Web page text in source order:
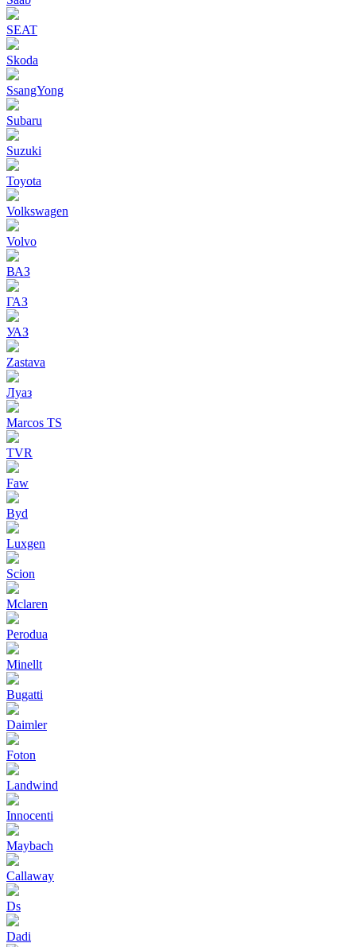
SEAT
Skoda
SsangYong
Subaru
Suzuki
Toyota
Volkswagen
Volvo
ВАЗ
ГАЗ
УАЗ
Zastava
Луаз
Marcos TS
TVR
Faw
Byd
Luxgen
Scion
Mclaren
Perodua
Minellt
Bugatti
Daimler
Foton
Landwind
Innocenti
Maybach
Callaway
Ds
Dadi